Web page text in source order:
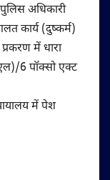
अधिकारी
कार्य (दुष्कर्म)
में धारा
6 पॉक्सो एक्ट
में पेश